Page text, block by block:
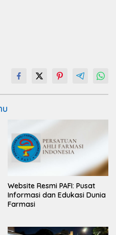
Website Resmi PAFI: Pusat
Informasi dan Edukasi Dunia
Farmasi